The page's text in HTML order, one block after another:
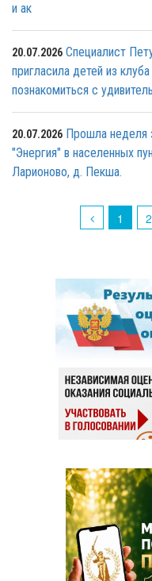
и ак
20.07.2026 Специалист
пригласила детей из
познакомиться с
20.07.2026 Прошла неделя
"Энергия" в населенных
Ларионово, д. Пекша.
1 2